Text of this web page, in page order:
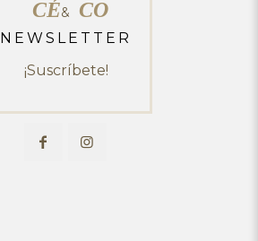
CÉ& CO
NEWSLETTER
¡Suscríbete!